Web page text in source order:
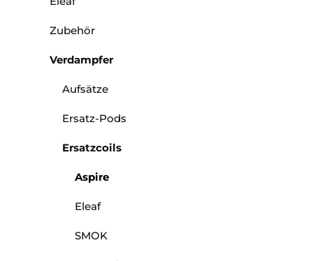
Zubehör
Verdampfer
Aufsätze
Ersatz-Pods
Ersatzcoils
Aspire
Eleaf
SMOK